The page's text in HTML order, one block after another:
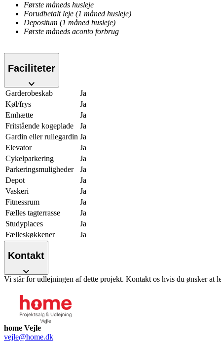
Første måneds husleje
Forudbetalt leje (1 måned husleje)
Depositum (1 måned husleje)
Første måneds aconto forbrug
Faciliteter
Garderobeskab
Ja
Køl/frys
Ja
Emhætte
Ja
Fritstående kogeplade
Ja
Gardin eller rullegardin Ja
Elevator
Ja
Cykelparkering
Ja
Parkeringsmuligheder
Ja
Depot
Ja
Vaskeri
Ja
Fitnessrum
Ja
Fælles tagterrasse
Ja
Studyplaces
Ja
Fælleskøkkener
Ja
Kontakt
Vi står for udlejningen af dette projekt. Kontakt os hvis du ønsker at
home Vejle
vejle@home.dk